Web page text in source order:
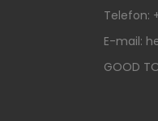
Telefon:
E-mail:
GOOD